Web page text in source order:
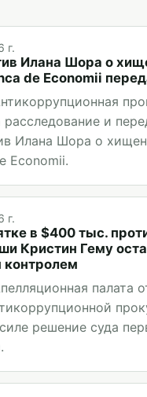
г.
Илана Шора о
de Economii
и
Илана Шора о
Economii.
г.
в $400 тыс.
Кристин Гему
палата
решение суда